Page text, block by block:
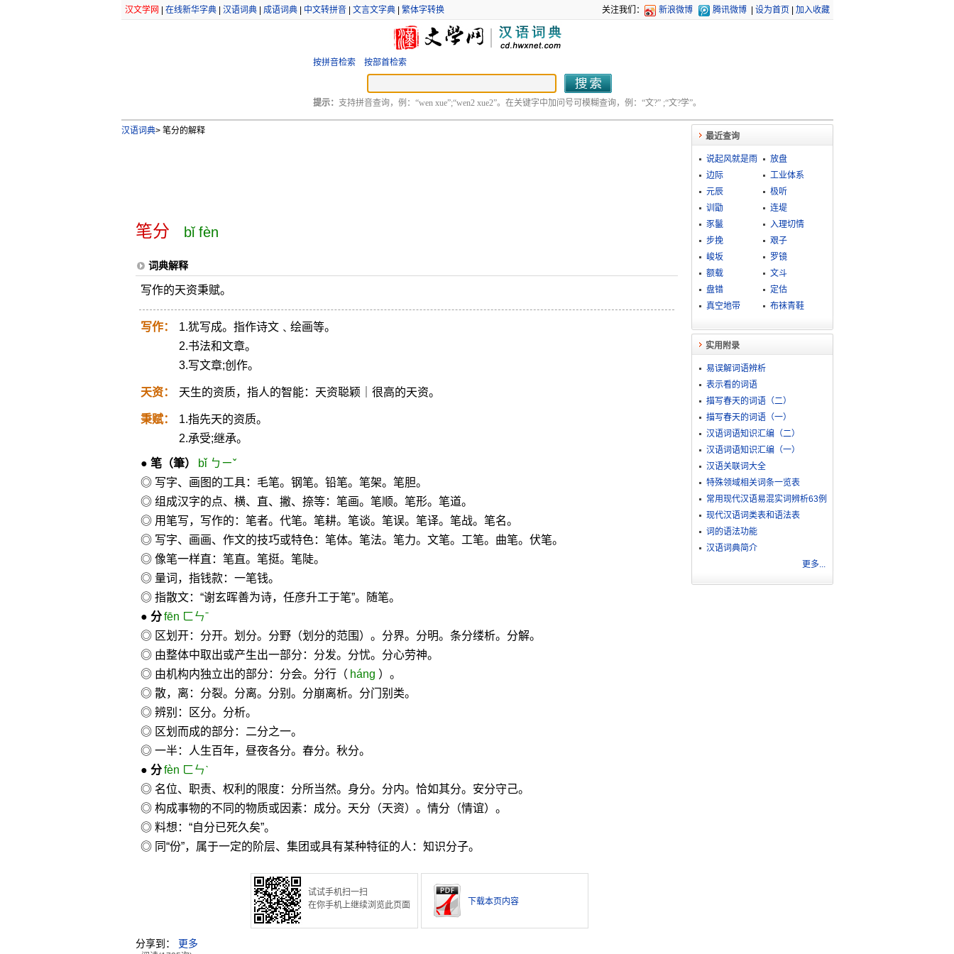
汉文学网 在线新华字典| 汉语词典| 成语词典| 中文转拼音| 文言文字典| 繁体字转换 关注我们： 新浪微博 腾讯微博 设为首页 加入收藏
按拼音检索 按部首检索
提示： 支持拼音查询，例：“wen xue”;“wen2 xue2”。在关键字中加问号可模糊查询，例：“文?” ;“文?学”。
汉语词典>笔分的解释
笔分 bǐ fèn
词典解释
写作的天资秉赋。
写作：
1.犹写成。指作诗文﹑绘画等。
2.书法和文章。
3.写文章;创作。
天资： 天生的资质，指人的智能：天资聪颖｜很高的天资。
秉赋：
1.指先天的资质。
2.承受;继承。
● 笔（筆）
bǐ ㄅㄧˇ
◎ 写字、画图的工具：毛笔。钢笔。铅笔。笔架。笔胆。
◎ 组成汉字的点、横、直、撇、捺等：笔画。笔顺。笔形。笔道。
◎ 用笔写，写作的：笔者。代笔。笔耕。笔谈。笔误。笔译。笔战。笔名。
◎ 写字、画画、作文的技巧或特色：笔体。笔法。笔力。文笔。工笔。曲笔。伏笔。
◎ 像笔一样直：笔直。笔挺。笔陡。
◎ 量词，指钱款：一笔钱。
◎ 指散文：“谢玄晖善为诗，任彦升工于笔”。随笔。
● 分 fēn ㄈㄣˉ
◎ 区划开：分开。划分。分野（划分的范围）。分界。分明。条分缕析。分解。
◎ 由整体中取出或产生出一部分：分发。分忧。分心劳神。
◎ 由机构内独立出的部分：分会。分行（ háng ）。
◎ 散，离：分裂。分离。分别。分崩离析。分门别类。
◎ 辨别：区分。分析。
◎ 区划而成的部分：二分之一。
◎ 一半：人生百年，昼夜各分。春分。秋分。
● 分 fèn ㄈㄣˋ
◎ 名位、职责、权利的限度：分所当然。身分。分内。恰如其分。安分守己。
◎ 构成事物的不同的物质或因素：成分。天分（天资）。情分（情谊）。
◎ 料想：“自分已死久矣”。
◎ 同“份”，属于一定的阶层、集团或具有某种特征的人：知识分子。
试试手机扫一扫
在你手机上继续浏览此页面
下载本页内容
分享到： 更多
最近查询
说起风就是雨
放盘
边际
工业体系
元辰
极听
训勖
连堤
豕鬣
入理切情
步挽
艰子
峻坂
罗镜
额载
文斗
盘错
定估
真空地带
布袜青鞋
实用附录
易误解词语辨析
表示看的词语
描写春天的词语（二）
描写春天的词语（一）
汉语词语知识汇编（二）
汉语词语知识汇编（一）
汉语关联词大全
特殊领域相关词条一览表
常用现代汉语易混实词辨析63例
现代汉语词类表和语法表
词的语法功能
汉语词典简介
更多...